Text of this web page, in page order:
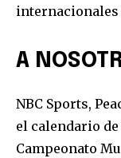
internacionales
A
NBC Sports,
el calendario
Campeonato